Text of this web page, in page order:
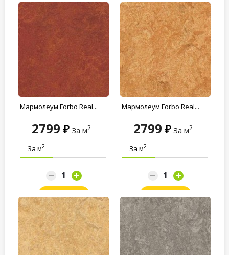
Мармолеум Forbo Real...
2799 За м2
За м2
Мармолеум Forbo Real...
2799 За м2
За м2